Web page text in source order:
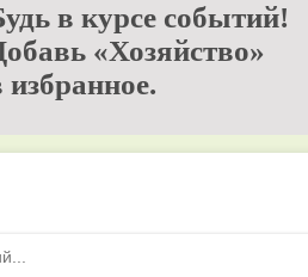
в курсе событий!
«Хозяйство»
избранное.